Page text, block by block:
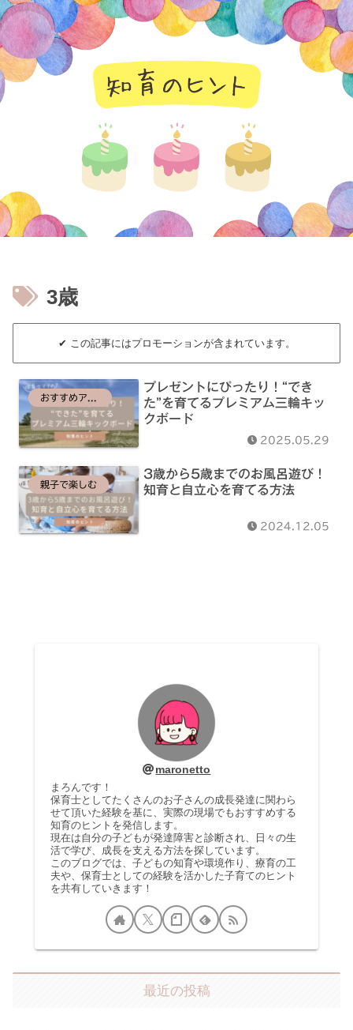
3歳
✔︎ この記事にはプロモーションが含まれています。
プレゼントにぴったり！“でき
た”を育てるプレミアム三輪キッ
クボード
2025.05.29
親子で楽しむ
3歳から5歳までのお風呂遊び！
知育と自立心を育てる方法
2024.12.05
maronetto
まろんです！
保育士としてたくさんのお子さんの成長発達に関わら
せて頂いた経験を基に、実際の現場でもおすすめする
知育のヒントを発信します。
現在は自分の子どもが発達障害と診断され、日々の生
活で学び、成長を支える方法を探しています。
このブログでは、子どもの知育や環境作り、療育の工
夫や、保育士としての経験を活かした子育てのヒント
を共有していきます！
最近の投稿